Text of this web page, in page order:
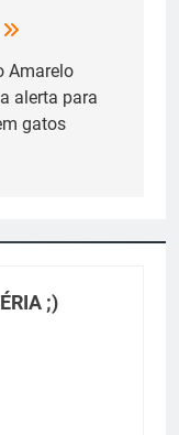
Amarelo
alerta para
gatos
;)